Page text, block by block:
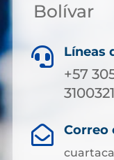
Bolívar
 Líneas
+57
3100321
 Correo